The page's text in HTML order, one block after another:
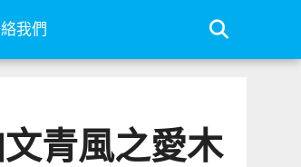
我們
青風之愛木